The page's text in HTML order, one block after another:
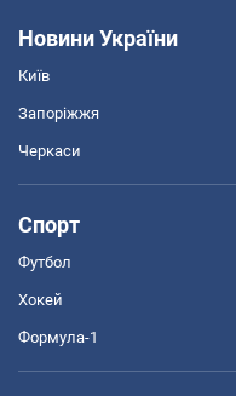
Новини України
Київ
Запоріжжя
Черкаси
Спорт
Футбол
Хокей
Формула-1